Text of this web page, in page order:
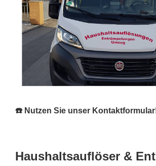
☎️ Nutzen Sie unser
Haushaltsauflöser &